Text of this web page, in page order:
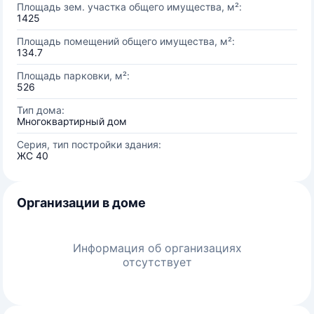
Площадь зем. участка общего имущества, м²:
1425
Площадь помещений общего имущества, м²:
134.7
Площадь парковки, м²:
526
Тип дома:
Многоквартирный дом
Серия, тип постройки здания:
ЖС 40
Организации в доме
Информация об организациях
отсутствует